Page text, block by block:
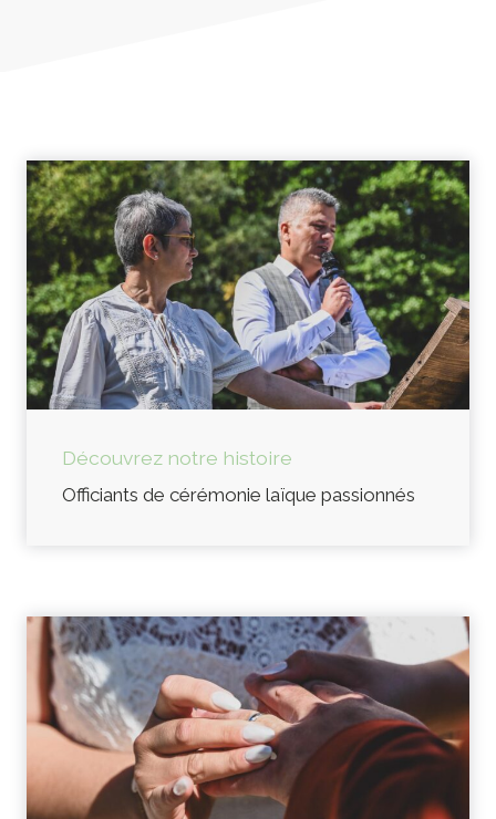
Découvrez notre histoire
Officiants de cérémonie laïque passionnés